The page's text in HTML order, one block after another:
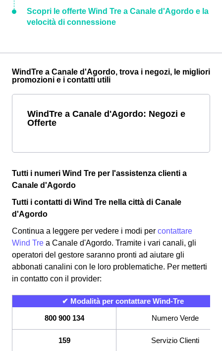
Scopri le offerte Wind Tre a Canale d'Agordo e la
velocità di connessione
WindTre a Canale d'Agordo, trova i negozi, le migliori
promozioni e i contatti utili
WindTre a Canale d'Agordo: Negozi e
Offerte
Tutti i numeri Wind Tre per l'assistenza clienti a
Canale d'Agordo
Tutti i contatti di Wind Tre nella città di Canale
d'Agordo
Continua a leggere per vedere i modi per contattare
Wind Tre a Canale d'Agordo. Tramite i vari canali, gli
operatori del gestore saranno pronti ad aiutare gli
abbonati canalini con le loro problematiche. Per metterti
in contatto con il provider:
✔ Modalità per contattare Wind-Tre
800 900 134
Numero Verde
159 Servizio Clienti